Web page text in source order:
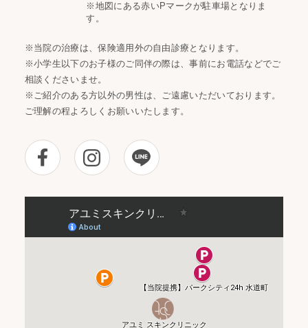
※地図にある赤いPマークが駐車場となりま
す。
※当院の治療は、保険適用外の自由診療となります。
※小学生以下のお子様のご同伴の際は、事前にお電話などでご
相談くださいませ。
※ご紹介のある方以外の男性は、ご遠慮いただいております。
ご理解の程よろしくお願いいたします。